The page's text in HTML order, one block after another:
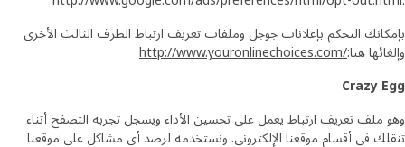
بإمكانك التحكم بإعلانات جوجل وملفات تعريف ارتباط الطرف الثالث الأخرى
وإلغائها هنا:http://www.youronlinechoices.com/
Crazy Egg
وهو ملف تعريف ارتباط يعمل على تحسين الأداء ويسجل تجربة التصفح أثناء
تنقلك في أقسام موقعنا الإلكتروني. ونستخدمه لرصد أي مشاكل على موقعنا